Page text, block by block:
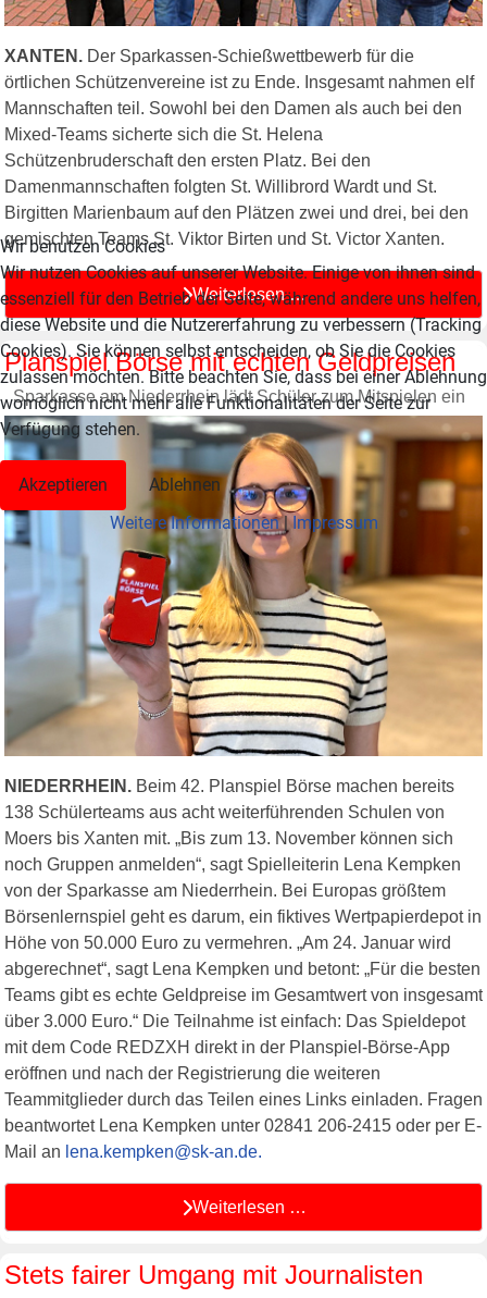
XANTEN. Der Sparkassen-Schießwettbewerb für die
örtlichen Schützenvereine ist zu Ende. Insgesamt nahmen elf
Mannschaften teil. Sowohl bei den Damen als auch bei den
Mixed-Teams sicherte sich die St. Helena
Schützenbruderschaft den ersten Platz. Bei den
Damenmannschaften folgten St. Willibrord Wardt und St.
Birgitten Marienbaum auf den Plätzen zwei und drei, bei den
gemischten Teams St. Viktor Birten und St. Victor Xanten.
Weiterlesen …
Planspiel Börse mit echten Geldpreisen
Sparkasse am Niederrhein lädt Schüler zum Mitspielen ein
NIEDERRHEIN. Beim 42. Planspiel Börse machen bereits
138 Schülerteams aus acht weiterführenden Schulen von
Moers bis Xanten mit. „Bis zum 13. November können sich
noch Gruppen anmelden“, sagt Spielleiterin Lena Kempken
von der Sparkasse am Niederrhein. Bei Europas größtem
Börsenlernspiel geht es darum, ein fiktives Wertpapierdepot in
Höhe von 50.000 Euro zu vermehren. „Am 24. Januar wird
abgerechnet“, sagt Lena Kempken und betont: „Für die besten
Teams gibt es echte Geldpreise im Gesamtwert von insgesamt
über 3.000 Euro.“ Die Teilnahme ist einfach: Das Spieldepot
mit dem Code REDZXH direkt in der Planspiel-Börse-App
eröffnen und nach der Registrierung die weiteren
Teammitglieder durch das Teilen eines Links einladen. Fragen
beantwortet Lena Kempken unter 02841 206-2415 oder per E-
Mail an lena.kempken@sk-an.de.
Weiterlesen …
Stets fairer Umgang mit Journalisten
Wir benutzen Cookies
Wir nutzen Cookies auf unserer Website. Einige von ihnen sind
essenziell für den Betrieb der Seite, während andere uns helfen,
diese Website und die Nutzererfahrung zu verbessern (Tracking
Cookies). Sie können selbst entscheiden, ob Sie die Cookies
zulassen möchten. Bitte beachten Sie, dass bei einer Ablehnung
womöglich nicht mehr alle Funktionalitäten der Seite zur
Verfügung stehen.
Akzeptieren
Ablehnen
Weitere Informationen|Impressum